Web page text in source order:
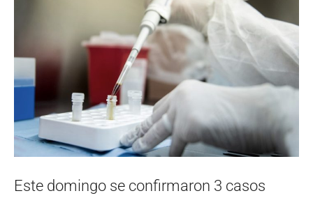
Este domingo se confirmaron 3 casos